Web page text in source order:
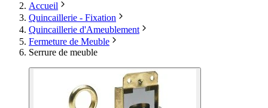
Accueil
Quincaillerie - Fixation
Quincaillerie d'Ameublement
Fermeture de Meuble
Serrure de meuble